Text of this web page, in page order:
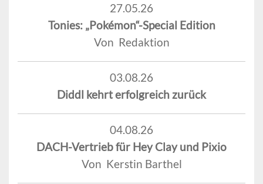
27.05.26
Tonies: „Pokémon“-Special Edition
Von Redaktion
03.08.26
Diddl kehrt erfolgreich zurück
04.08.26
DACH-Vertrieb für Hey Clay und Pixio
Von Kerstin Barthel